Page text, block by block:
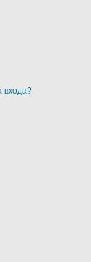
входа?